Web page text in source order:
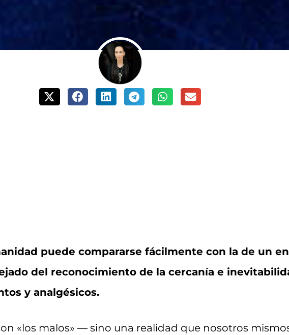
puede compararse fácilmente con la de un
del reconocimiento de la cercanía e
y analgésicos.
«los malos» — sino una realidad que nosotros